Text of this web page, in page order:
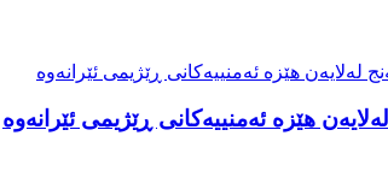
هێزە ئەمنییەکانی ڕێژیمی ئێرانەوە